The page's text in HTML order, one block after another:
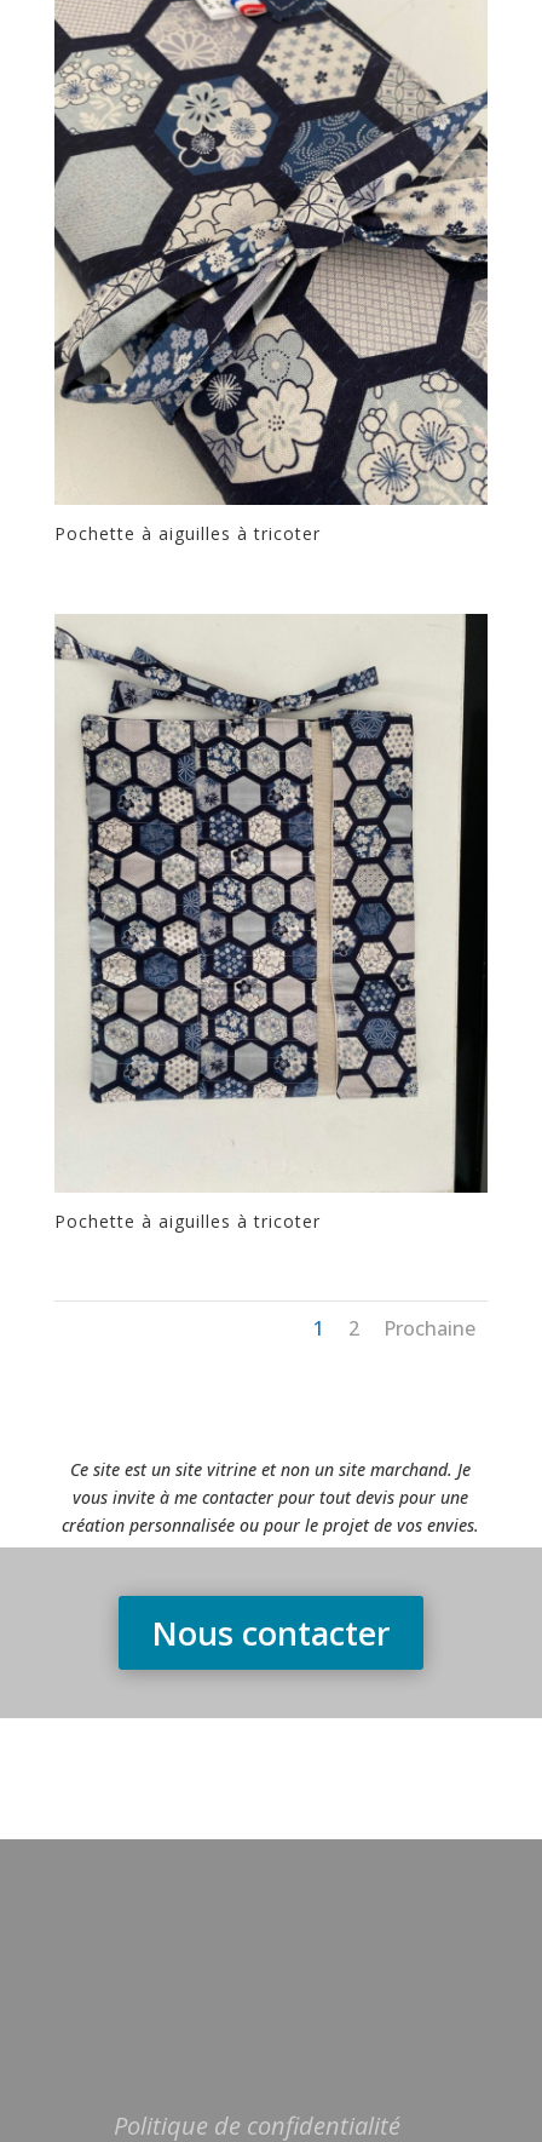
Pochette à aiguilles à tricoter
Pochette à aiguilles à tricoter
1 2 Prochaine
Ce site est un site vitrine et non un site marchand. Je
vous invite à me contacter pour tout devis pour une
création personnalisée ou pour le projet de vos envies.
Nous contacter
Politique de confidentialité